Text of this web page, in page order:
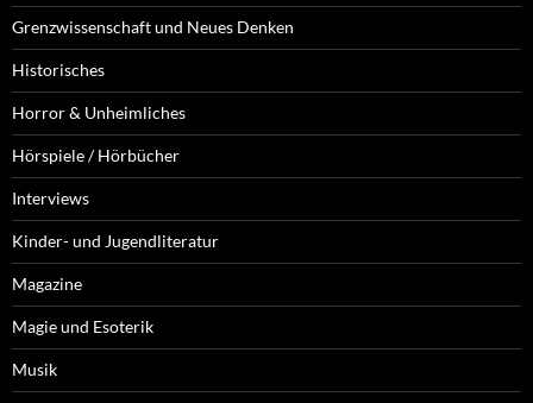
Grenzwissenschaft und Neues Denken
Historisches
Horror & Unheimliches
Hörspiele / Hörbücher
Interviews
Kinder- und Jugendliteratur
Magazine
Magie und Esoterik
Musik